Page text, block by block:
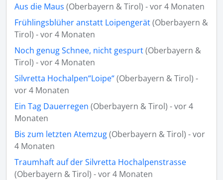
Aus die Maus (Oberbayern & Tirol) - vor 4 Monaten
Frühlingsblüher anstatt Loipengerät(Oberbayern &
Tirol) - vor 4 Monaten
Noch genug Schnee, nicht gespurt(Oberbayern &
Tirol) - vor 4 Monaten
Silvretta Hochalpen“Loipe“(Oberbayern & Tirol) -
vor 4 Monaten
Ein Tag Dauerregen (Oberbayern & Tirol) - vor 4
Monaten
Bis zum letzten Atemzug(Oberbayern & Tirol) - vor
4 Monaten
Traumhaft auf der Silvretta Hochalpenstrasse
(Oberbayern & Tirol) - vor 4 Monaten